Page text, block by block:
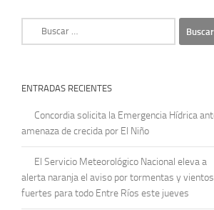
ENTRADAS RECIENTES
Concordia solicita la Emergencia Hídrica
amenaza de crecida por El Niño
El Servicio Meteorológico Nacional eleva a
alerta naranja el aviso por tormentas y vientos
fuertes para todo Entre Ríos este jueves